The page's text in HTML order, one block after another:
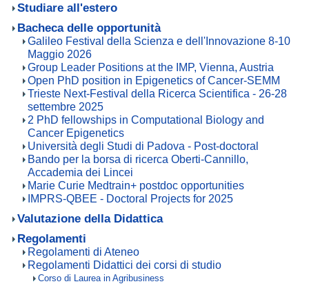
Studiare all'estero
Bacheca delle opportunità
Galileo Festival della Scienza e dell'Innovazione 8-10
Maggio 2026
Group Leader Positions at the IMP, Vienna, Austria
Open PhD position in Epigenetics of Cancer-SEMM
Trieste Next-Festival della Ricerca Scientifica - 26-28
settembre 2025
2 PhD fellowships in Computational Biology and
Cancer Epigenetics
Università degli Studi di Padova - Post-doctoral
Bando per la borsa di ricerca Oberti-Cannillo,
Accademia dei Lincei
Marie Curie Medtrain+ postdoc opportunities
IMPRS-QBEE - Doctoral Projects for 2025
Valutazione della Didattica
Regolamenti
Regolamenti di Ateneo
Regolamenti Didattici dei corsi di studio
Corso di Laurea in Agribusiness